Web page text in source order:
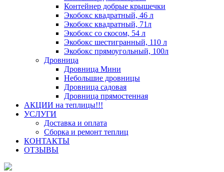
Контейнер добрые крышечки
Экобокс квадратный, 46 л
Экобокс квадратный, 71л
Экобокс со скосом, 54 л
Экобокс шестигранный, 110 л
Экобокс прямоугольный, 100л
Дровница
Дровница Мини
Небольшие дровницы
Дровница садовая
Дровница прямостенная
АКЦИИ на теплицы!!!
УСЛУГИ
Доставка и оплата
Сборка и ремонт теплиц
КОНТАКТЫ
ОТЗЫВЫ